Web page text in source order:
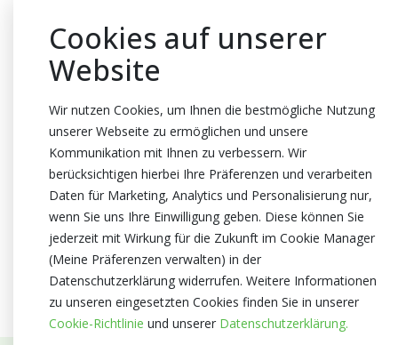
Cookies auf unserer
Website
Wir nutzen Cookies, um Ihnen die bestmögliche Nutzung
unserer Webseite zu ermöglichen und unsere
Kommunikation mit Ihnen zu verbessern. Wir
berücksichtigen hierbei Ihre Präferenzen und verarbeiten
Daten für Marketing, Analytics und Personalisierung nur,
wenn Sie uns Ihre Einwilligung geben. Diese können Sie
jederzeit mit Wirkung für die Zukunft im Cookie Manager
(Meine Präferenzen verwalten) in der
Datenschutzerklärung widerrufen. Weitere Informationen
zu unseren eingesetzten Cookies finden Sie in unserer
Cookie-Richtlinie und unserer Datenschutzerklärung.